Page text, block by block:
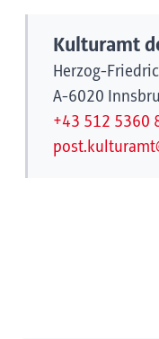
Kulturamt
Herzog-
A-6020
+43 512 5360